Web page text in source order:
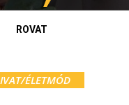
ROVAT
ÉLETMÓD